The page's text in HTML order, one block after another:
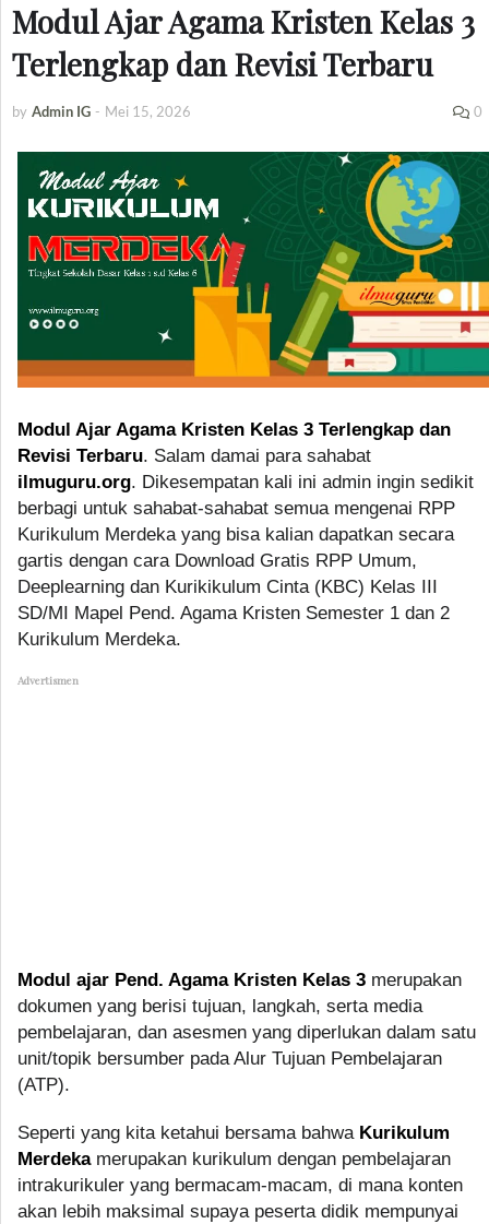
Modul Ajar Agama Kristen Kelas 3
Terlengkap dan Revisi Terbaru
by Admin IG - Mei 15, 2026 0
Modul Ajar Agama Kristen Kelas 3 Terlengkap dan
Revisi Terbaru. Salam damai para sahabat
ilmuguru.org. Dikesempatan kali ini admin ingin sedikit
berbagi untuk sahabat-sahabat semua mengenai RPP
Kurikulum Merdeka yang bisa kalian dapatkan secara
gartis dengan cara Download Gratis RPP Umum,
Deeplearning dan Kurikikulum Cinta (KBC) Kelas III
SD/MI Mapel Pend. Agama Kristen Semester 1 dan 2
Kurikulum Merdeka.
Advertismen
Modul ajar Pend. Agama Kristen Kelas 3 merupakan
dokumen yang berisi tujuan, langkah, serta media
pembelajaran, dan asesmen yang diperlukan dalam satu
unit/topik bersumber pada Alur Tujuan Pembelajaran
(ATP).
Seperti yang kita ketahui bersama bahwa Kurikulum
Merdekamerupakan kurikulum dengan pembelajaran
intrakurikuler yang bermacam-macam, di mana konten
akan lebih maksimal supaya peserta didik mempunyai